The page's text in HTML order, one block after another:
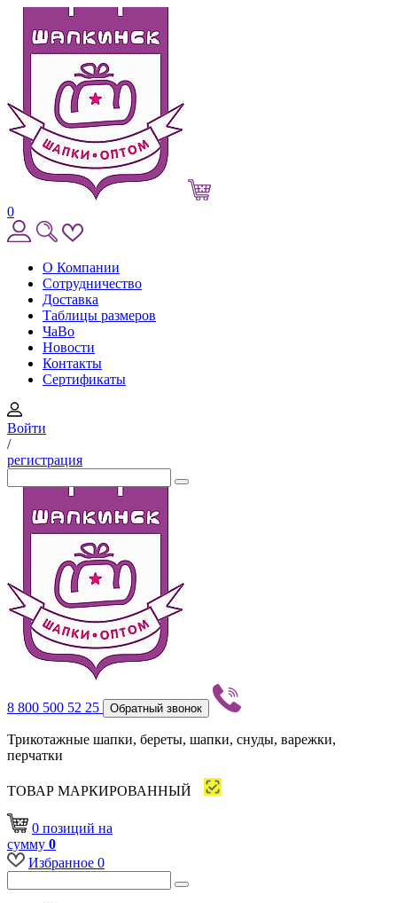
0
О Компании
Сотрудничество
Доставка
Таблицы размеров
ЧаВо
Новости
Контакты
Сертификаты
Войти
/
регистрация
8 800 500 52 25 Обратный звонок
Трикотажные шапки, береты, шапки, снуды, варежки,
перчатки
ТОВАР МАРКИРОВАННЫЙ
0 позиций на
сумму 0
Избранное 0